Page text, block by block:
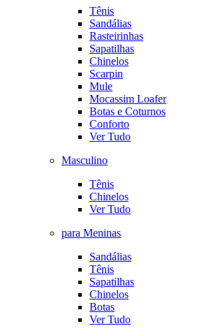
Tênis
Sandálias
Rasteirinhas
Sapatilhas
Chinelos
Scarpin
Mule
Mocassim Loafer
Botas e Coturnos
Conforto
Ver Tudo
Masculino
Tênis
Chinelos
Ver Tudo
para Meninas
Sandálias
Tênis
Sapatilhas
Chinelos
Botas
Ver Tudo